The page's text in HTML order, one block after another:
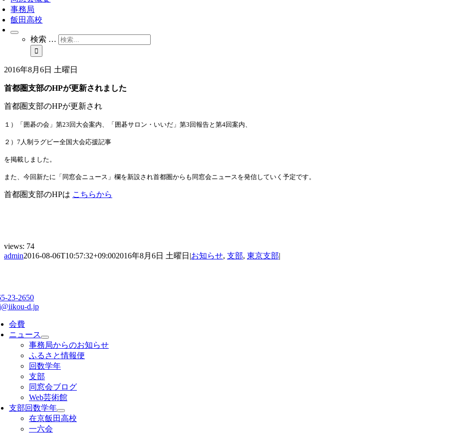
事務局
飯田高校
検索 …
2016年8月6日 土曜日
首都圏支部のHPが更新されました
首都圏支部のHPが更新され
１）「囲碁の会」第23 回大会案内、「囲碁サロン・いいだ」第3 回報告と第4回案内、
２）7 人制ラグビー全国大会応援記事
を掲載しました。
また、今回新たに「同窓会ニュース」欄を新設され首都圏からも同窓会ニュースを発信していく予定です。
首都圏支部のHPは こ ち らから
views: 74
admin2016-08-06T10:57:32+09:002016年8月6日 土曜日 |お知らせ, 支部, 東京支部|
23-2650
d.jp
会費
ニュース
事務局からのお知らせ
ふるさと情報便
回数学年
支部
同窓会ブログ
Web芸術館
支部回数学年
在京飯田高校
一六会